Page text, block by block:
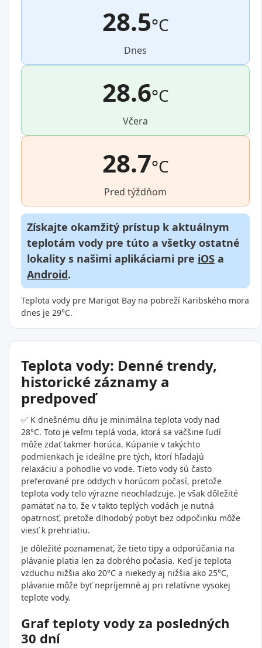
28.5°C
Dnes
28.6°C
Včera
28.7°C
Pred týždňom
Získajte okamžitý prístup k aktuálnym
teplotám vody pre túto a všetky ostatné
lokality s našimi aplikáciami pre iOS a
Android.
Teplota vody pre Marigot Bay na pobreží Karibského mora
dnes je 29°C.
Teplota vody: Denné trendy,
historické záznamy a
predpoveď
✅ K dnešnému dňu je minimálna teplota vody nad
28°C. Toto je veľmi teplá voda, ktorá sa väčšine ľudí
môže zdať takmer horúca. Kúpanie v takýchto
podmienkach je ideálne pre tých, ktorí hľadajú
relaxáciu a pohodlie vo vode. Tieto vody sú často
preferované pre oddych v horúcom počasí, pretože
teplota vody telo výrazne neochladzuje. Je však dôležité
pamätať na to, že v takto teplých vodách je nutná
opatrnosť, pretože dlhodobý pobyt bez odpočinku môže
viesť k prehriatiu.
Je dôležité poznamenať, že tieto tipy a odporúčania na
plávanie platia len za dobrého počasia. Keď je teplota
vzduchu nižšia ako 20°C a niekedy aj nižšia ako 25°C,
plávanie môže byť nepríjemné aj pri relatívne vysokej
teplote vody.
Graf teploty vody za posledných
30 dní